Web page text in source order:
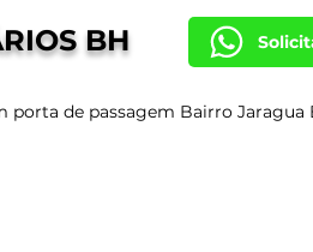
BH
porta de passagem Bairro Jaragua